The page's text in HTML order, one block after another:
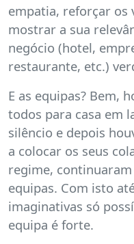
empatia, reforçar os
mostrar a sua
negócio (hotel,
restaurante, etc.)
E as equipas? Bem,
todos para casa em
silêncio e depois
a colocar os seus
regime,
equipas. Com isto
imaginativas só
equipa é forte.